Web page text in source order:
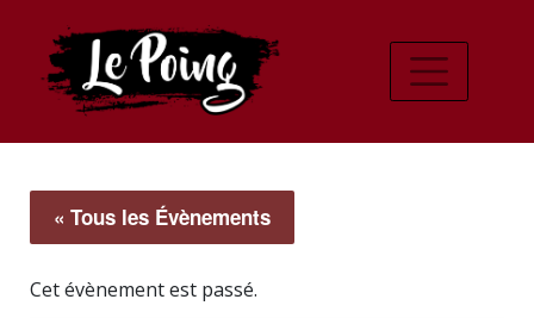
« Tous les Évènements
Cet évènement est passé.